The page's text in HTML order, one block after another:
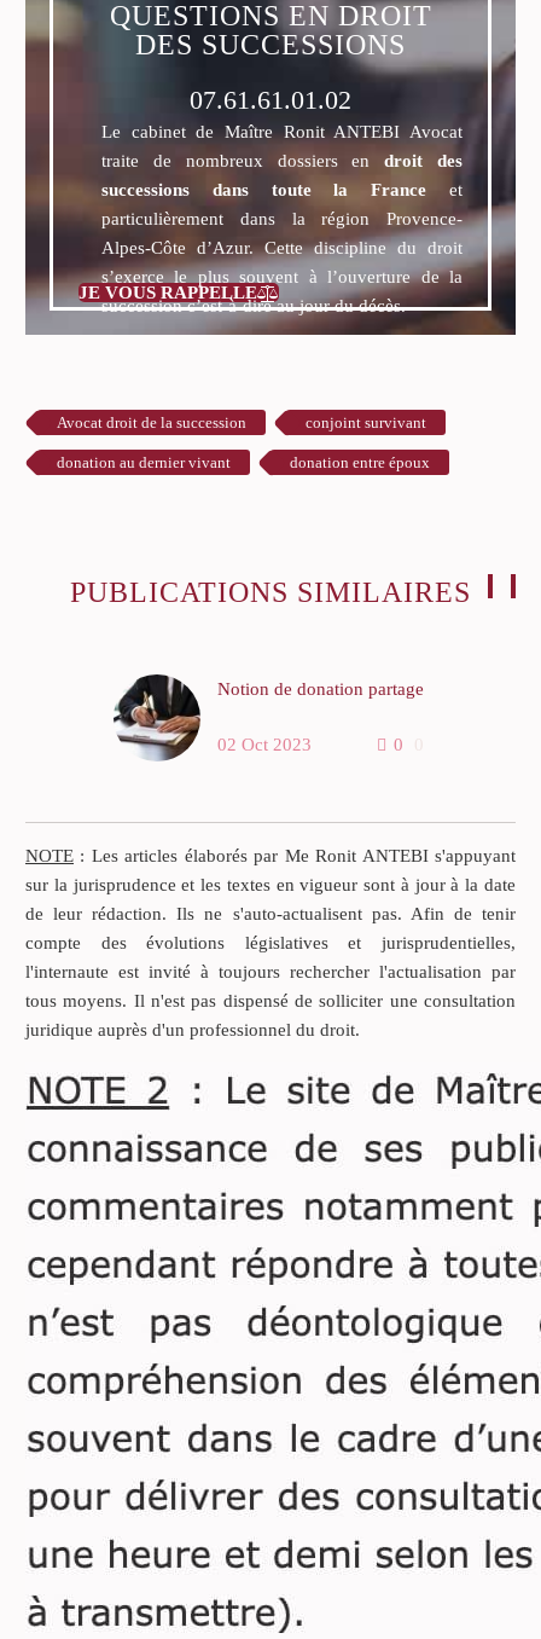
QUESTIONS EN DROIT
DES SUCCESSIONS
07.61.61.01.02
Le cabinet de Maître Ronit ANTEBI Avocat
traite de nombreux dossiers endroit des
successions dans toute la France et
particulièrement dans la région Provence-
Alpes-Côte d’Azur. Cette discipline du droit
s’exerce le plus souvent à l’ouverture de la
succession c’est-à-dire au jour du décès.
JE VOUS RAPPELLE
Avocat droit de la succession conjoint survivant
donation au dernier vivant donation entre époux
PUBLICATIONS SIMILAIRES
Notion de donation partage
La cour d’appel de PARIS a
duquel elle a jugé que la
donation-partage du 5
novembre 1995 est une
donation simple, que cette
donation devra être
rapportée à la succession de
K P et que la valeur de cette
donation devra être
partage, conformément à
0 0
02 Oct 2023
NOTE : Les articles élaborés par Me Ronit ANTEBI s'appuyant
sur la jurisprudence et les textes en vigueur sont à jour à la date
de leur rédaction. Ils ne s'auto-actualisent pas. Afin de tenir
compte des évolutions législatives et jurisprudentielles,
l'internaute est invité à toujours rechercher l'actualisation par
tous moyens. Il n'est pas dispensé de solliciter une consultation
juridique auprès d'un professionnel du droit.